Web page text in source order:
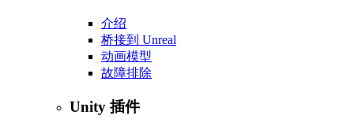
介绍
桥接到 Unreal
动画模型
故障排除
Unity 插件